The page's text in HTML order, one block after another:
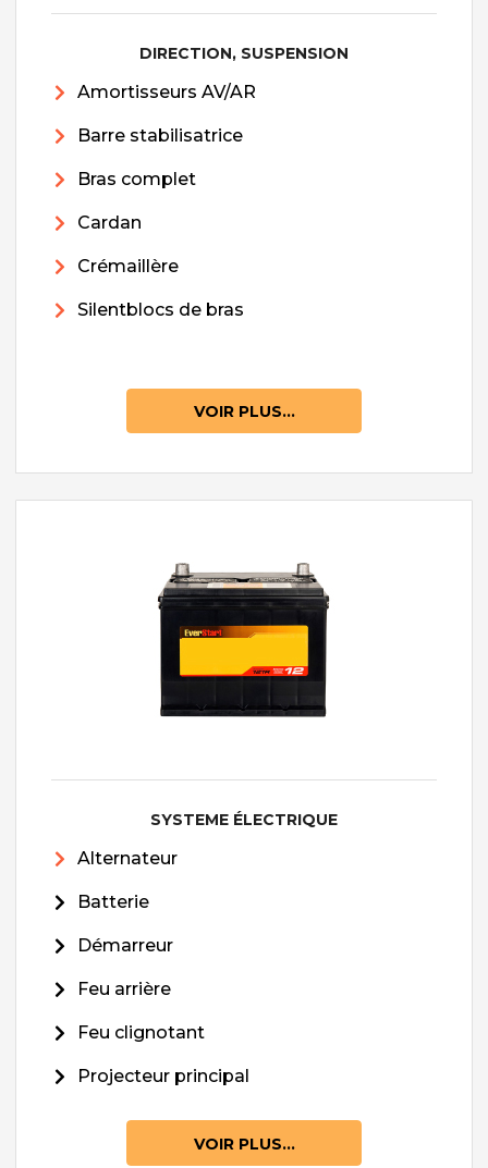
DIRECTION, SUSPENSION
Amortisseurs AV/AR
Barre stabilisatrice
Bras complet
Cardan
Crémaillère
Silentblocs de bras
VOIR PLUS...
SYSTEME ÉLECTRIQUE
Alternateur
Batterie
Démarreur
Feu arrière
Feu clignotant
Projecteur principal
VOIR PLUS...